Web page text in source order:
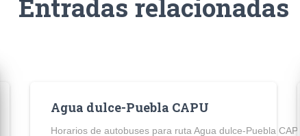
Entradas relacionadas
Agua dulce-Puebla CAPU
Horarios de autobuses para ruta Agua dulce-Puebla CAPU